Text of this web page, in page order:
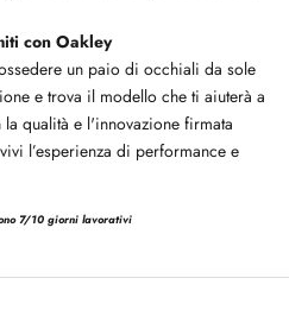
con Oakley
un paio di occhiali da sole
e trova il modello che ti aiuterà a
qualità e l'innovazione firmata
l’esperienza di performance e
7/10 giorni lavorativi